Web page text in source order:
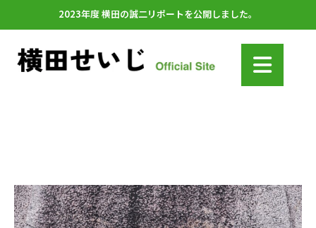
2023年度 横田の誠二リポートを公開しました。